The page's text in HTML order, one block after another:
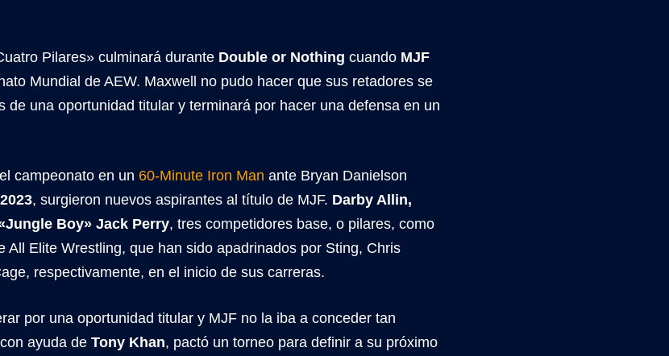
Pilares» culminará durante Double or Nothing cuando MJF
Mundial de AEW. Maxwell no pudo hacer que sus retadores se
de una oportunidad titular y terminará por hacer una defensa en un
campeonato en un 60-Minute Iron Man ante Bryan Danielson
, surgieron nuevos aspirantes al título de MJF. Darby Allin,
Boy» Jack Perry, tres competidores base, o pilares, como
All Elite Wrestling, que han sido apadrinados por Sting, Chris
respectivamente, en el inicio de sus carreras.
por una oportunidad titular y MJF no la iba a conceder tan
ayuda de Tony Khan, pactó un torneo para definir a su próximo